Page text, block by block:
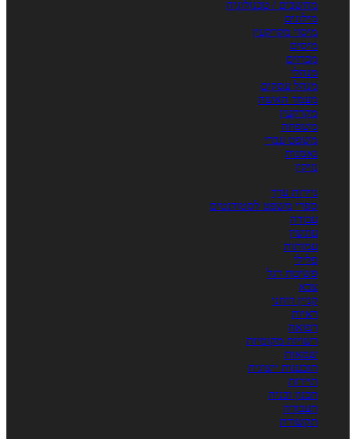
מחשבים / טכנולוגיה
מילונים
מיסוי מקרקעין
מיסים
מכרזים
מנהלי
מנהל עסקים
מעמד האשה
מקרקעין
משפחה
משפט עברי
נאמנות
נזיקין
ניירות ערך
ספרי משפט לסטודנטים
עבודה
עונשין
עמותות
פלילי
פשיטת רגל
צבא
קניין רוחני
ראיות
רפואה
רשויות מקומיות
שמאות
תובענות ייצוגית
תיירות
תכנון ובניה
תעבורה
תקשורת